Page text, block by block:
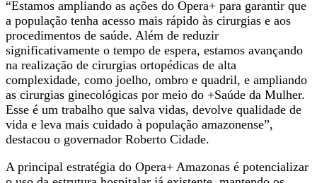
“Estamos ampliando as ações do Opera+ para garantir que
a população tenha acesso mais rápido às cirurgias e aos
procedimentos de saúde. Além de reduzir
significativamente o tempo de espera, estamos avançando
na realização de cirurgias ortopédicas de alta
complexidade, como joelho, ombro e quadril, e ampliando
as cirurgias ginecológicas por meio do +Saúde da Mulher.
Esse é um trabalho que salva vidas, devolve qualidade de
vida e leva mais cuidado à população amazonense”,
destacou o governador Roberto Cidade.
A principal estratégia do Opera+ Amazonas é potencializar